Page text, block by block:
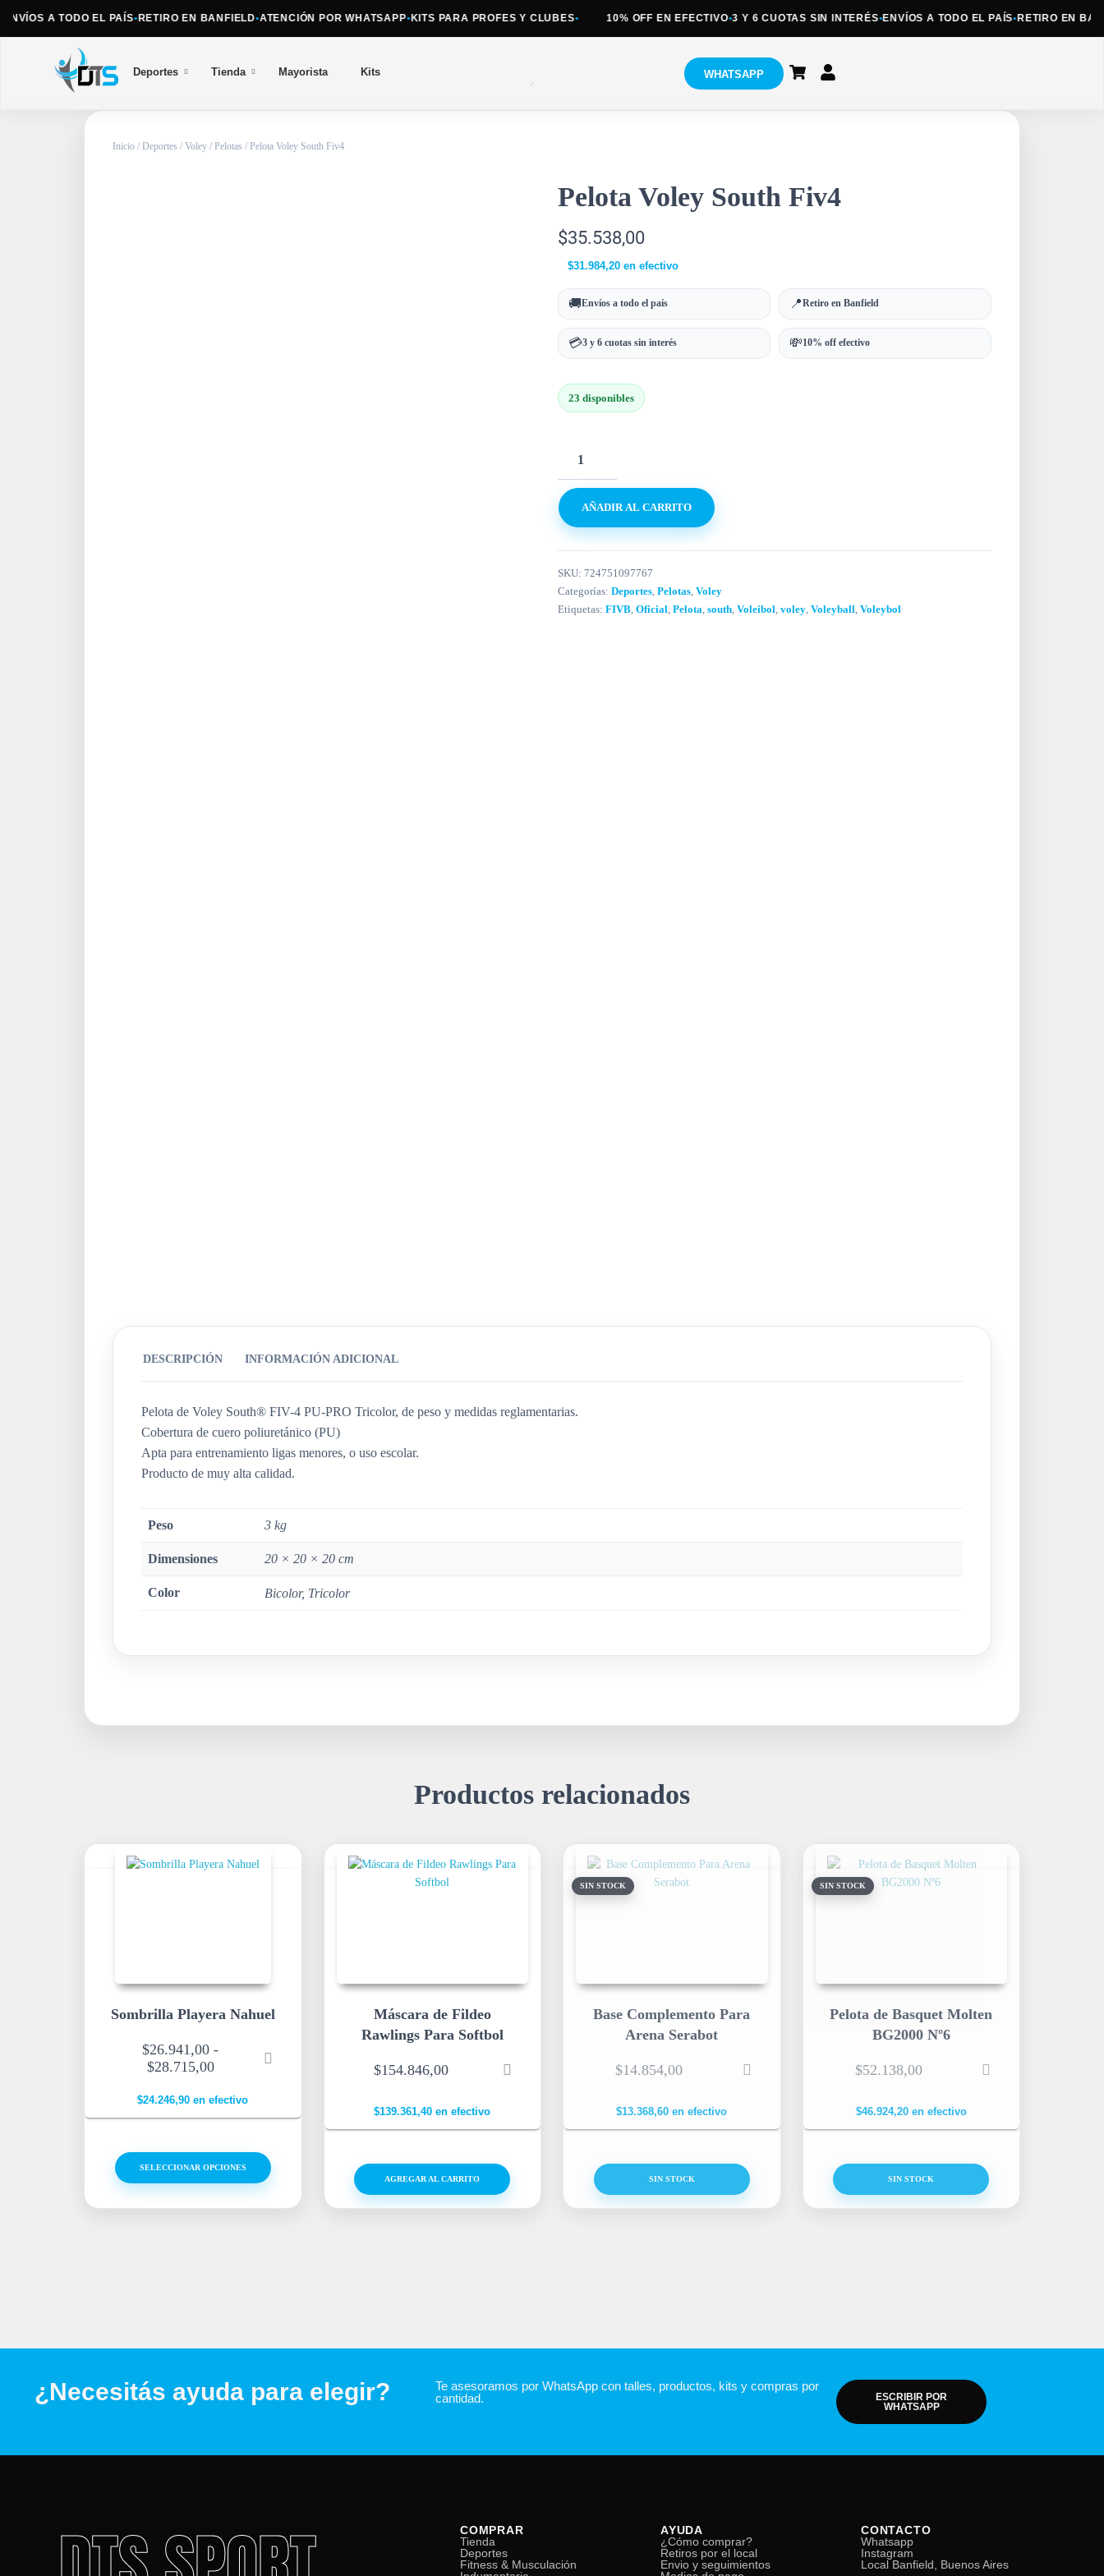
A TODO EL PAÍS•RETIRO EN BANFIELD •ATENCIÓN POR WHATSAPP•KITS PARA PROFES Y CLUBES• 10% OFF EN EFECTIVO• 3 Y 6 CUOTAS SIN INTERÉS•ENVÍOS A TODO EL PAÍS•RETIRO EN
Deportes Tienda Mayorista Kits WHATSAPP
Inicio / Deportes / Voley / Pelotas / Pelota Voley South Fiv4
Pelota Voley South Fiv4
$35.538,00
$31.984,20en efectivo
🚚Envíos a todo el país 📍Retiro en Banfield
💳3 y 6 cuotas sin interés 💸10% off efectivo
23 disponibles
AÑADIR AL CARRITO
SKU: 724751097767
Categorías: Deportes, Pelotas, Voley
Etiquetas: FIVB, Oficial Pelota south, Voleibol voley, Voleyball Voleybol
DESCRIPCIÓN INFORMACIÓN ADICIONAL
Pelota de Voley South® FIV-4 PU-PRO Tricolor, de peso y medidas reglamentarias.
Cobertura de cuero poliuretánico (PU)
Apta para entrenamiento ligas menores, o uso escolar.
Producto de muy alta calidad.
Peso 3 kg
Dimensiones 20 × 20 × 20 cm
Color Bicolor, Tricolor
Productos relacionados
SIN STOCK
Base Complemento Para
Arena Serabot
$14.854,00
$13.368,60 en efectivo
SIN STOCK
Sombrilla Playera Nahuel
$26.941,00 -
$28.715,00
$24.246,90 en efectivo
SELECCIONAR OPCIONES
Máscara de Fildeo
Rawlings Para Softbol
$154.846,00
$139.361,40 en efectivo
AGREGAR AL CARRITO
SIN STOCK
Pelota de Basquet Molten
BG2000 Nº6
$52.138,00
$46.924,20en efectivo
SIN STOCK
¿Necesitás ayuda para elegir?
Te asesoramos por WhatsApp con talles, productos, kits y compras por
cantidad.
ESCRIBIR POR
WHATSAPP
COMPRAR
Tienda
Deportes
Fitness & Musculación
AYUDA
¿Cómo comprar?
Retiros por el local
Envio y seguimientos
CONTACTO
Whatsapp
Instagram
Local Banfield, Buenos Aires